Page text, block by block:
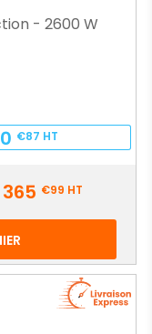
- 2600 W
€87 HT
365 €99 HT